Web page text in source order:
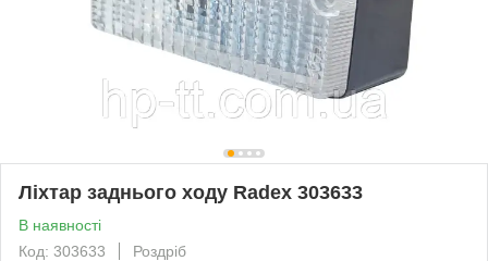
Ліхтар заднього ходу Radex 303633
В наявності
Код: 303633
Роздріб